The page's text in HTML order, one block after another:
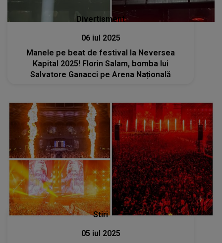
Divertisment
06 iul 2025
Manele pe beat de festival la Neversea
Kapital 2025! Florin Salam, bomba lui
Salvatore Ganacci pe Arena Națională
Stiri
05 iul 2025